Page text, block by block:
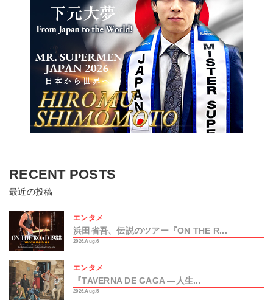
RECENT POSTS
最近の投稿
エンタメ
浜田省吾、伝説のツアー『ON THE R...
2026.Aug.6
エンタメ
『TAVERNA DE GAGA ―人生...
2026.Aug.5